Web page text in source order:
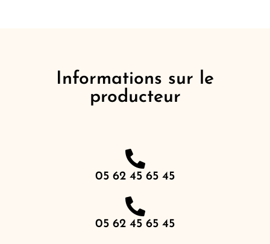
Informations sur le
producteur
05 62 45 65 45
05 62 45 65 45